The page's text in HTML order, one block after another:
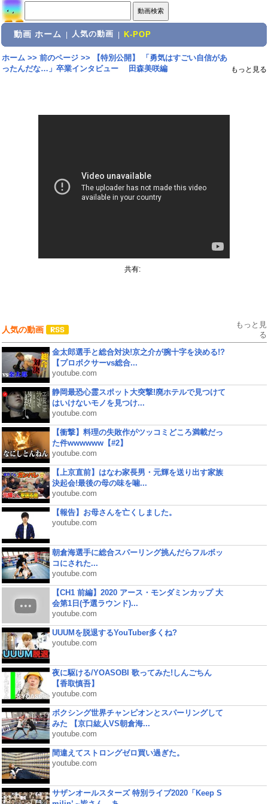
動画 ホーム 人気の動画 K-POP
ホーム>> 前のページ>>
【特別公開】 「勇気はすごい自信があ
ったんだな…」卒業インタビュー 田森美咲編
もっと見る
共有:
人気の動画
もっと見
る
金太郎選手と総合対決!京之介が腕十字を決める!?
【プロボクサーvs総合...
youtube.com
静岡最恐心霊スポット大突撃!廃ホテルで見つけて
はいけないモノを見つけ...
youtube.com
【衝撃】料理の失敗作がツッコミどころ満載だっ
た件wwwwww【#2】
youtube.com
【上京直前】はなわ家長男・元輝を送り出す家族
決起会!最後の母の味を噛...
youtube.com
【報告】お母さんを亡くしました。
youtube.com
朝倉海選手に総合スパーリング挑んだらフルボッ
コにされた...
youtube.com
【CH1 前編】2020 アース・モンダミンカップ 大
会第1日(予選ラウンド)...
youtube.com
UUUMを脱退するYouTuber多くね?
youtube.com
夜に駆ける/YOASOBI 歌ってみた!しんごちん
【香取慎吾】
youtube.com
ボクシング世界チャンピオンとスパーリングして
みた 【京口紘人VS朝倉海...
youtube.com
間違えてストロングゼロ買い過ぎた。
youtube.com
サザンオールスターズ 特別ライブ2020「Keep S